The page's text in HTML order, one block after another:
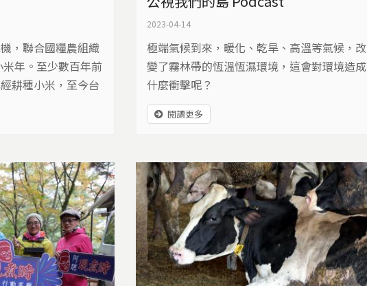
，聯合國糧農組織
年。至少數百年前
耕種小米，至今台
2023-04-14
極端氣候到來，暖化、乾旱、高溫等氣候，改
變了霧林帶的恆溫恆濕環境，這會對環境造成
什麼衝擊呢？
閱讀更多